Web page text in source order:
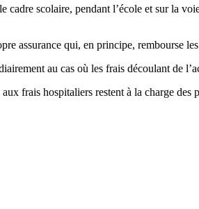
scolaire, pendant l’école et sur la
assurance qui, en principe, rembourse
au cas où les frais découlant de
frais hospitaliers restent à la charge des